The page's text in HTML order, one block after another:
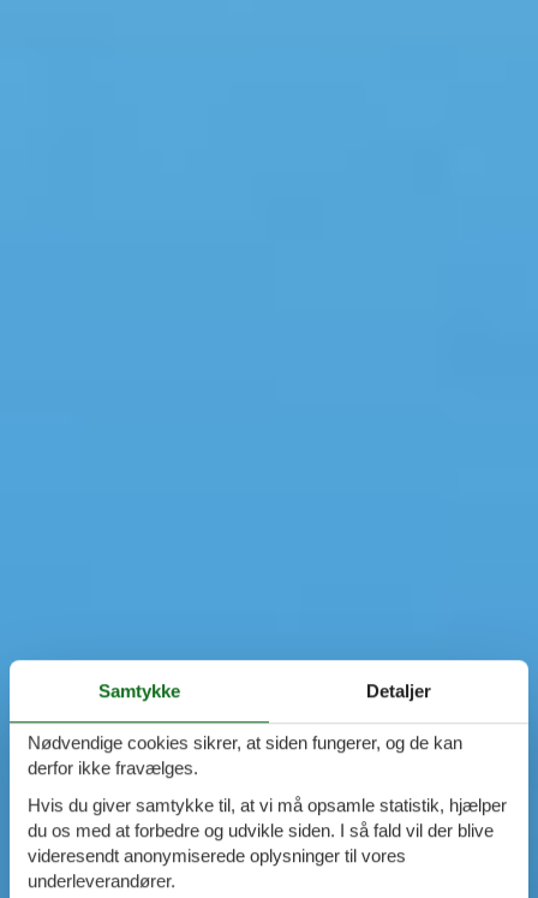
Samtykke Detaljer
Nødvendige cookies sikrer, at siden fungerer, og de kan
derfor ikke fravælges.
Hvis du giver samtykke til, at vi må opsamle statistik, hjælper
du os med at forbedre og udvikle siden. I så fald vil der blive
videresendt anonymiserede oplysninger til vores
underleverandører.